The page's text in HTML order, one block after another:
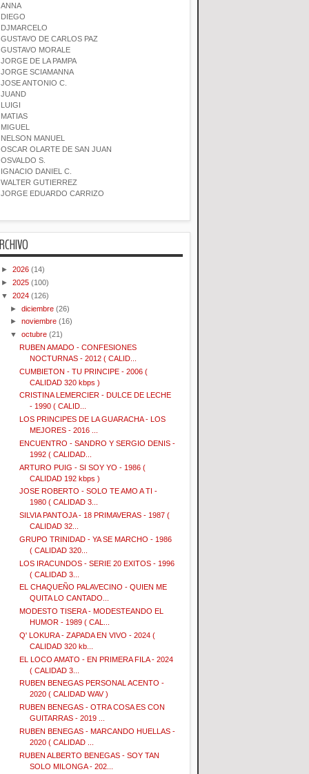
ANNA
DIEGO
DJMARCELO
GUSTAVO DE CARLOS PAZ
GUSTAVO MORALE
JORGE DE LA PAMPA
JORGE SCIAMANNA
JOSE ANTONIO C.
JUAND
LUIGI
MATIAS
MIGUEL
NELSON MANUEL
OSCAR OLARTE DE SAN JUAN
OSVALDO S.
IGNACIO DANIEL C.
WALTER GUTIERREZ
JORGE EDUARDO CARRIZO
► 2026 (14)
► 2025 (100)
▼ 2024 (126)
►diciembre (26)
►noviembre (16)
▼octubre (21)
RUBEN AMADO - CONFESIONES
NOCTURNAS - 2012 ( CALID...
CUMBIETON - TU PRINCIPE - 2006 (
CALIDAD 320 kbps )
CRISTINA LEMERCIER - DULCE DE LECHE
- 1990 ( CALID...
LOS PRINCIPES DE LA GUARACHA - LOS
MEJORES - 2016 ...
ENCUENTRO - SANDRO Y SERGIO DENIS -
1992 ( CALIDAD...
ARTURO PUIG - SI SOY YO - 1986 (
CALIDAD 192 kbps )
JOSE ROBERTO - SOLO TE AMO A TI -
1980 ( CALIDAD 3...
SILVIA PANTOJA - 18 PRIMAVERAS - 1987 (
CALIDAD 32...
GRUPO TRINIDAD - YA SE MARCHO - 1986
( CALIDAD 320...
LOS IRACUNDOS - SERIE 20 EXITOS - 1996
( CALIDAD 3...
EL CHAQUEÑO PALAVECINO - QUIEN ME
QUITA LO CANTADO...
MODESTO TISERA - MODESTEANDO EL
HUMOR - 1989 ( CAL...
Q' LOKURA - ZAPADA EN VIVO - 2024 (
CALIDAD 320 kb...
EL LOCO AMATO - EN PRIMERA FILA - 2024
( CALIDAD 3...
RUBEN BENEGAS PERSONAL ACENTO -
2020 ( CALIDAD WAV )
RUBEN BENEGAS - OTRA COSA ES CON
GUITARRAS - 2019 ...
RUBEN BENEGAS - MARCANDO HUELLAS -
2020 ( CALIDAD ...
RUBEN ALBERTO BENEGAS - SOY TAN
SOLO MILONGA - 202...